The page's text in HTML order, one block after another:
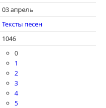
03 апрель
Тексты песен
1046
0
1
2
3
4
5